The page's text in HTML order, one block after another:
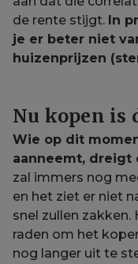
de rente stijgt. In
je er beter niet
huizenprijzen
Nu kopen is
Wie op dit
aanneemt, dreigt
zal immers nog
en het ziet er niet
snel zullen
raden om het
nog langer uit te